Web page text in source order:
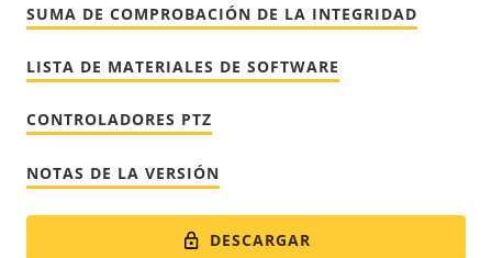
SUMA DE COMPROBACIÓN DE LA INTEGRIDAD
LISTA DE MATERIALES DE SOFTWARE
CONTROLADORES PTZ
NOTAS DE LA VERSIÓN
DESCARGAR